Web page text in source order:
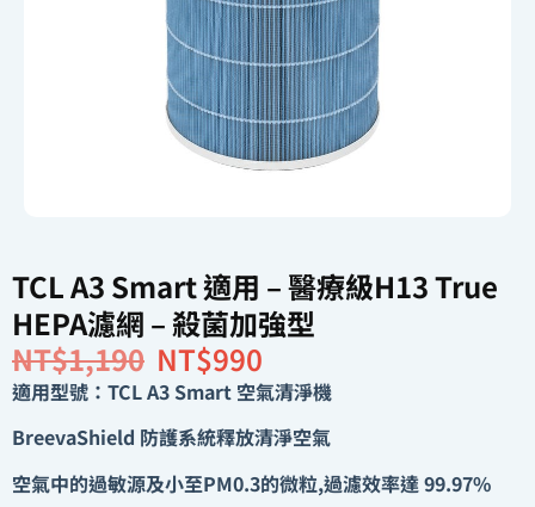
TCL A3 Smart 適用 – 醫療級H13 True
HEPA濾網 – 殺菌加強型
NT$1,190 NT$990
適用型號：TCL A3 Smart 空氣清淨機
BreevaShield 防護系統釋放清淨空氣
空氣中的過敏源及小至PM0.3的微粒,過濾效率達 99.97%